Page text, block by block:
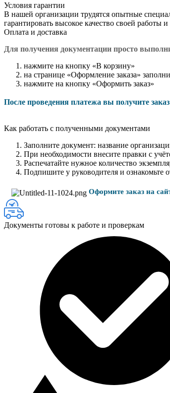
Условия гарантии
В нашей организации трудятся опытные
гарантировать высокое качество своей работы
Оплата и доставка
Для получения документации просто в
нажмите на кнопку «В корзину»
на странице «Оформление заказа»
нажмите на кнопку «Оформить заказ»
После проведения платежа вы получите
Как работать с полученными документами
Заполните документ: название
При необходимости внесите правки с
Распечатайте нужное количество
Подпишите у руководителя и ознакомьте
Оформите заказ на
Документы готовы к работе и проверкам